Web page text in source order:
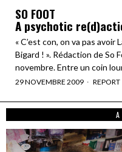
SO FOOT
A psychotic
« C’est con, on va pas avoir
Bigard ! ». Rédaction de So
novembre. Entre un coin
29 NOVEMBRE 2009 REPORT